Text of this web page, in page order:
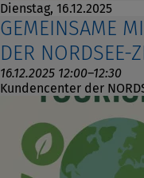
Dienstag, 16.12.2025
GEMEINSAME
DER NORDSEE-
16.12.2025 12:00–12:30
Kundencenter der